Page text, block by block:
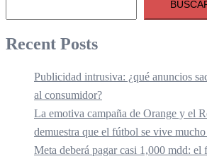
Recent Posts
Publicidad intrusiva: ¿qué anuncios
al consumidor?
La emotiva campaña de Orange y el
demuestra que el fútbol se vive
Meta deberá pagar casi 1,000 mdd: el